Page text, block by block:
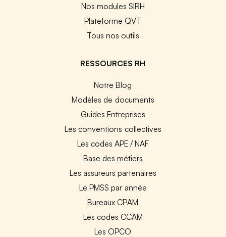
Nos modules SIRH
Plateforme QVT
Tous nos outils
RESSOURCES RH
Notre Blog
Modèles de documents
Guides Entreprises
Les conventions collectives
Les codes APE / NAF
Base des métiers
Les assureurs partenaires
Le PMSS par année
Bureaux CPAM
Les codes CCAM
Les OPCO